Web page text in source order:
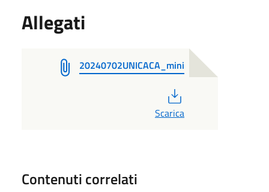
Allegati
20240702UNICACA_mini
Scarica
Contenuti correlati